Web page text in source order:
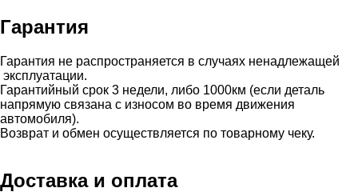
Гарантия
Гарантия не распространяется в случаях ненадлежащей
эксплуатации.
Гарантийный срок 3 недели, либо 1000км (если деталь
напрямую связана с износом во время движения
автомобиля).
Возврат и обмен осуществляется по товарному чеку.
Доставка и оплата